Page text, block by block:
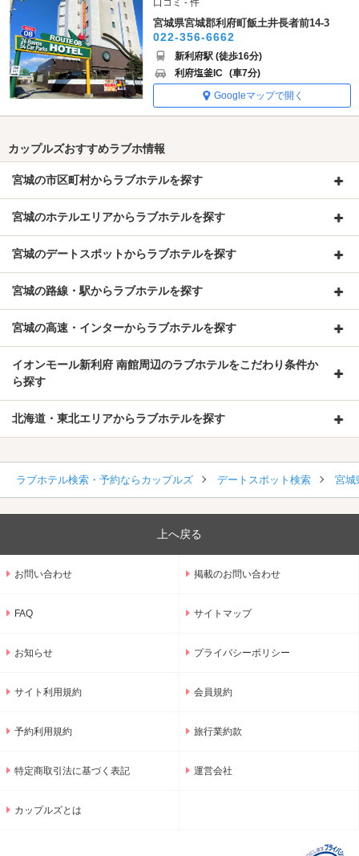
口コミ - 件
宮城県宮城郡利府町飯土井長者前14-3
022-356-6662
新利府駅 (徒歩16分)
利府塩釜IC (車7分)
Googleマップで開く
カップルズおすすめラブホ情報
宮城の市区町村からラブホテルを探す
宮城のホテルエリアからラブホテルを探す
宮城のデートスポットからラブホテルを探す
宮城の路線・駅からラブホテルを探す
宮城の高速・インターからラブホテルを探す
イオンモール新利府 南館周辺のラブホテルをこだわり条件か
ら探す
北海道・東北エリアからラブホテルを探す
ラブホテル検索・予約ならカップルズ デートスポット検索 宮城
上へ戻る
お問い合わせ 掲載のお問い合わせ
FAQ サイトマップ
お知らせ プライバシーポリシー
サイト利用規約 会員規約
予約利用規約 旅行業約款
特定商取引法に基づく表記 運営会社
カップルズとは